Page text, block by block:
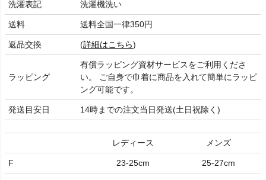
洗濯表記 洗濯機洗い
送料 送料全国一律350円
返品交換 (詳細はこちら)
ラッピング
有償ラッピング資材サービスをご利用くださ
い。 ご自身で巾着に商品を入れて簡単にラッピ
ング可能です。
発送目安日 14時までの注文当日発送(土日祝除く)
レディース メンズ
F 23-25cm 25-27cm